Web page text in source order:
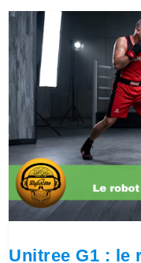
Unitree G1 : le